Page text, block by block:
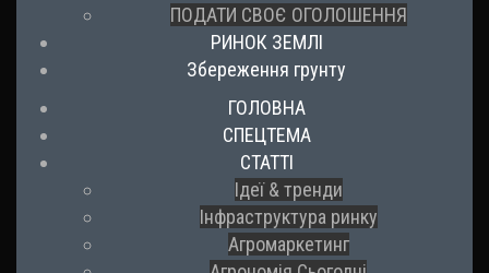
ПОДАТИ СВОЄ ОГОЛОШЕННЯ
РИНОК ЗЕМЛІ
Збереження грунту
ГОЛОВНА
СПЕЦТЕМА
СТАТТІ
Ідеї & тренди
Інфраструктура ринку
Агромаркетинг